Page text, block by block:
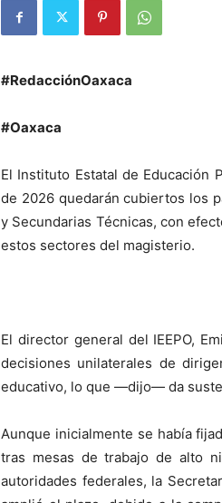
#RedacciónOaxaca
#Oaxaca
El Instituto Estatal de Educación
de 2026 quedarán cubiertos los
y Secundarias Técnicas, con
estos sectores del magisterio.
El director general del IEEPO,
decisiones unilaterales de
educativo, lo que —dijo— da
Aunque inicialmente se había
tras mesas de trabajo de alto
autoridades federales, la